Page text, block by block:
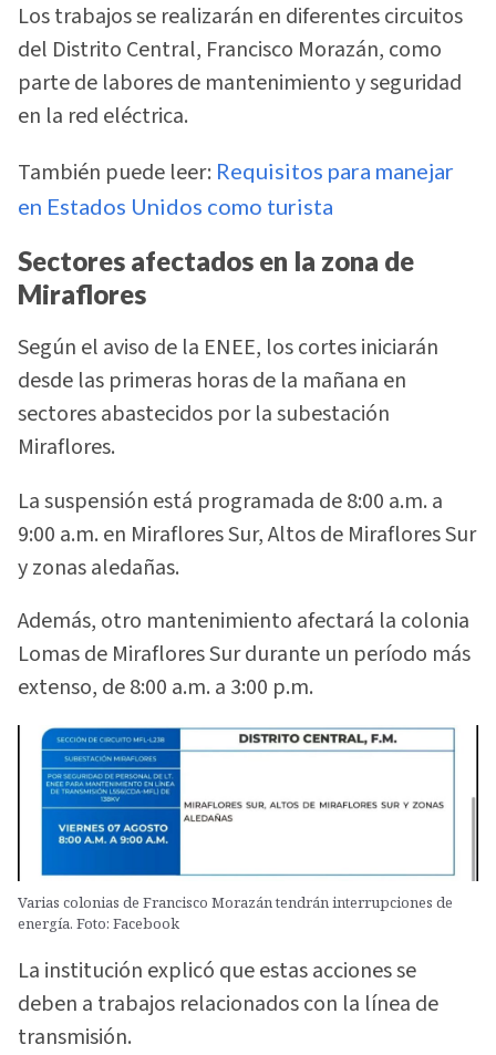
Los trabajos se realizarán en diferentes circuitos
del Distrito Central, Francisco Morazán, como
parte de labores de mantenimiento y seguridad
en la red eléctrica.
También puede leer: Requisitos para manejar
en Estados Unidos como turista
Sectores afectados en la zona de
Miraflores
Según el aviso de la ENEE, los cortes iniciarán
desde las primeras horas de la mañana en
sectores abastecidos por la subestación
Miraflores.
La suspensión está programada de 8:00 a.m. a
9:00 a.m. en Miraflores Sur, Altos de Miraflores Sur
y zonas aledañas.
Además, otro mantenimiento afectará la colonia
Lomas de Miraflores Sur durante un período más
extenso, de 8:00 a.m. a 3:00 p.m.
Varias colonias de Francisco Morazán tendrán interrupciones de
energía. Foto: Facebook
La institución explicó que estas acciones se
deben a trabajos relacionados con la línea de
transmisión.